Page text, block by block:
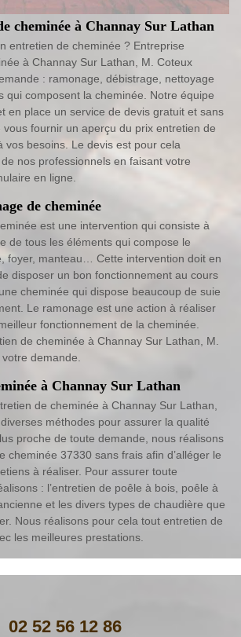
cheminée à Channay Sur Lathan
entretien de cheminée ? Entreprise
à Channay Sur Lathan, M. Coteux
: ramonage, débistrage, nettoyage
qui composent la cheminée. Notre équipe
en place un service de devis gratuit et sans
fournir un aperçu du prix entretien de
vos besoins. Le devis est pour cela
nos professionnels en faisant votre
en ligne.
de cheminée
est une intervention qui consiste à
de tous les éléments qui compose le
foyer, manteau… Cette intervention doit en
disposer un bon fonctionnement au cours
cheminée qui dispose beaucoup de suie
Le ramonage est une action à réaliser
fonctionnement de la cheminée.
de cheminée à Channay Sur Lathan, M.
demande.
à Channay Sur Lathan
de cheminée à Channay Sur Lathan,
méthodes pour assurer la qualité
proche de toute demande, nous réalisons
cheminée 37330 sans frais afin d’alléger le
à réaliser. Pour assurer toute
: l’entretien de poêle à bois, poêle à
et les divers types de chaudière que
Nous réalisons pour cela tout entretien de
les meilleures prestations.
02 52 56 12 86